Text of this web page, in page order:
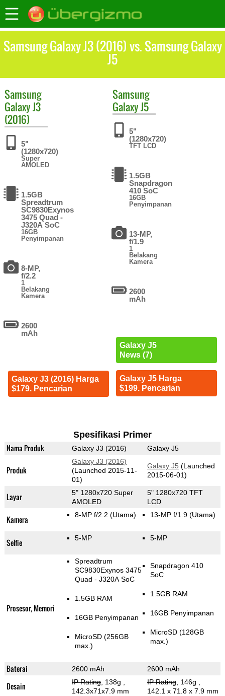
Samsung Galaxy J3 (2016) vs. Samsung Galaxy
J5
Samsung
Galaxy J3
(2016)
5"
(1280x720)
Super
AMOLED
1.5GB
Spreadtrum
SC9830Exynos
3475 Quad -
J320A SoC
16GB
Penyimpanan
8-MP,
f/2.2
1
Belakang
Kamera
2600
mAh
Galaxy J3 (2016) Harga
$179. Pencarian
Samsung
Galaxy J5
5"
(1280x720)
TFT LCD
1.5GB
Snapdragon
410 SoC
16GB
Penyimpanan
13-MP,
f/1.9
1
Belakang
Kamera
2600
mAh
Galaxy J5
News (7)
Galaxy J5 Harga
$199. Pencarian
Spesifikasi Primer
Nama Produk Galaxy J3 (2016) Galaxy J5
Produk
Galaxy J3 (2016)
(Launched 2015-11-
01)
Galaxy J5 (Launched
2015-06-01)
Layar
5" 1280x720 Super
AMOLED
5" 1280x720 TFT
LCD
Kamera 8-MP f/2.2 (Utama) 13-MP f/1.9 (Utama)
Selfie 5-MP 5-MP
Prosesor, Memori
Spreadtrum
SC9830Exynos 3475
Quad - J320A SoC
1.5GB RAM
16GB Penyimpanan
MicroSD (256GB
max.)
Snapdragon 410
SoC
1.5GB RAM
16GB Penyimpanan
MicroSD (128GB
max.)
Baterai 2600 mAh 2600 mAh
Desain IP Rating, 138g
142.3x71x7.9 mm
IP Rating, 146g
142.1 x 71.8 x 7.9 mm